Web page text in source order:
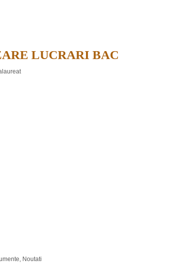
LUCRARI BAC
, Noutati